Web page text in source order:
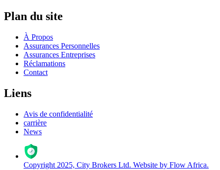
Plan du site
À Propos
Assurances Personnelles
Assurances Entreprises
Réclamations
Contact
Liens
Avis de confidentialité
carrière
News
Copyright 2025, City Brokers Ltd. Website by Flow Africa.